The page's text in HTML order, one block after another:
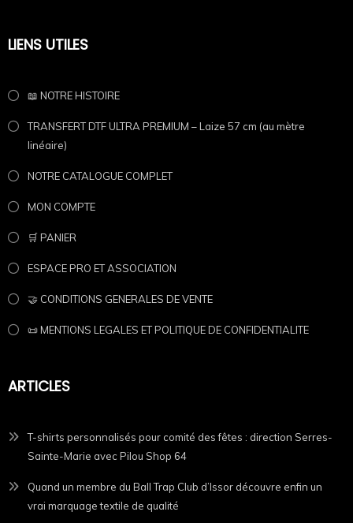
LIENS UTILES
📖 NOTRE HISTOIRE
TRANSFERT DTF ULTRA PREMIUM – Laize 57 cm (au mètre
linéaire)
NOTRE CATALOGUE COMPLET
MON COMPTE
🛒 PANIER
ESPACE PRO ET ASSOCIATION
🤝 CONDITIONS GENERALES DE VENTE
📜 MENTIONS LEGALES ET POLITIQUE DE CONFIDENTIALITE
ARTICLES
T-shirts personnalisés pour comité des fêtes : direction Serres-
Sainte-Marie avec Pilou Shop 64
Quand un membre du Ball Trap Club d’Issor découvre enfin un
vrai marquage textile de qualité